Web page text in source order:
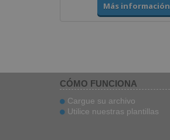
Más información
CÓMO FUNCIONA
Cargue su archivo
Utilice nuestras plantillas